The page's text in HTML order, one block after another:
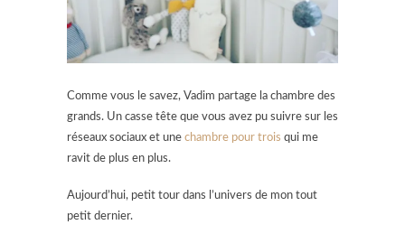
Comme vous le savez, Vadim partage la chambre des
grands. Un casse tête que vous avez pu suivre sur les
réseaux sociaux et une chambre pour trois qui me
ravit de plus en plus.
Aujourd’hui, petit tour dans l’univers de mon tout
petit dernier.